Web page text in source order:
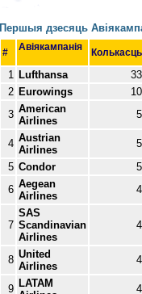
Першыя дзесяць
# Авіякампанія Колькасць
1 Lufthansa
33
2 Eurowings
10
3 American
Airlines
5
4 Austrian
Airlines
5
5 Condor
5
6 Aegean
Airlines
4
7
SAS
Scandinavian
Airlines
4
8 United
Airlines
4
9 LATAM
4